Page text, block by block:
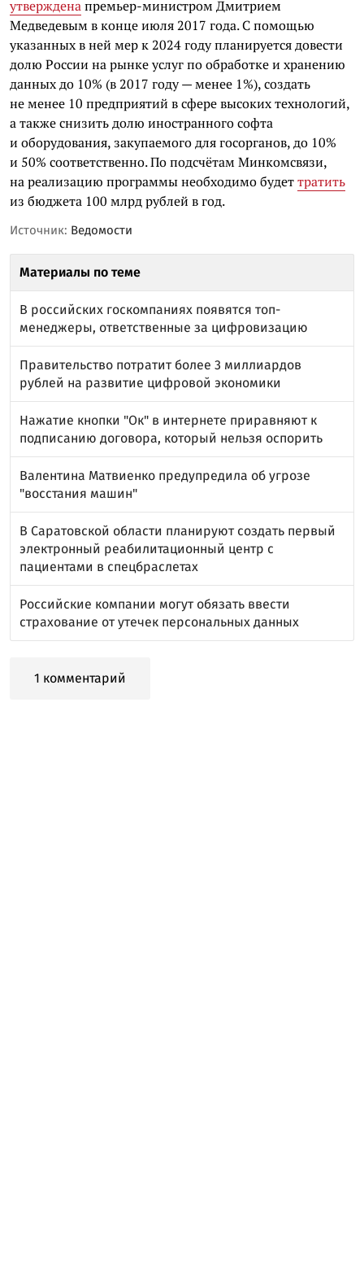
утвержденапремьер-министром Дмитрием
Медведевым в конце июля 2017 года. С помощью
указанных в ней мер к 2024 году планируется довести
долю России на рынке услуг по обработке и хранению
данных до 10% (в 2017 году — менее 1%), создать
не менее 10 предприятий в сфере высоких технологий,
а также снизить долю иностранного софта
и оборудования, закупаемого для госорганов, до 10%
и 50% соответственно. По подсчётам Минкомсвязи,
на реализацию программы необходимо будеттратить
из бюджета 100 млрд рублей в год.
Источник: Ведомости
Материалы по теме
В российских госкомпаниях появятся топ-
менеджеры, ответственные за цифровизацию
Правительство потратит более 3 миллиардов
рублей на развитие цифровой экономики
Нажатие кнопки "Ок" в интернете приравняют к
подписанию договора, который нельзя оспорить
Валентина Матвиенко предупредила об угрозе
"восстания машин"
В Саратовской области планируют создать первый
электронный реабилитационный центр с
пациентами в спецбраслетах
Российские компании могут обязать ввести
страхование от утечек персональных данных
1 комментарий